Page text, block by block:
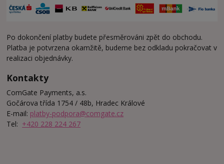
Po dokončení platby budete přesměrováni zpět do obchodu.
Platba je potvrzena okamžitě, budeme bez odkladu pokračovat v
realizaci objednávky.
Kontakty
ComGate Payments, a.s.
Gočárova třída 1754 / 48b, Hradec Králové
E-mail: platby-podpora@comgate.cz
Tel: +420 228 224 267